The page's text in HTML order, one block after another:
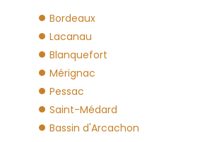
Bordeaux
Lacanau
Blanquefort
Mérignac
Pessac
Saint-Médard
Bassin d'Arcachon